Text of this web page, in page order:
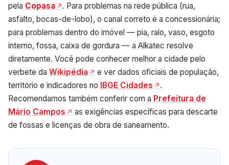
pela Copasa
. Para problemas na rede pública (rua,
asfalto, bocas-de-lobo), o canal correto é a concessionária;
para problemas dentro do imóvel — pia, ralo, vaso, esgoto
interno, fossa, caixa de gordura — a Alkatec resolve
diretamente. Você pode conhecer melhor a cidade pelo
verbete da Wikipédia
e ver dados oficiais de população,
território e indicadores no IBGE Cidades
.
Recomendamos também conferir com a Prefeitura de
Mário Campos
as exigências específicas para descarte
de fossas e licenças de obra de saneamento.